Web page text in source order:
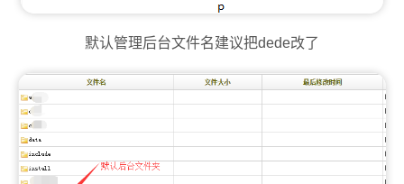
默认管理后台文件名建议把dede改了